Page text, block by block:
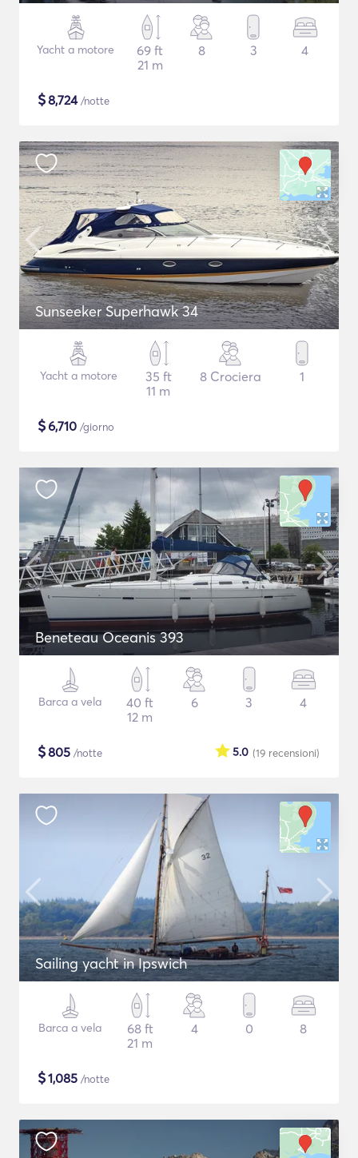
Yacht a motore
69 ft
21 m
8 3 4
$8,724/notte
Sunseeker Superhawk 34
Yacht a motore
35 ft
11 m
8 Crociera 1
$6,710 /giorno
Beneteau Oceanis 393
Barca a vela
40 ft
12 m
6 3 4
$805 /notte (19 recensioni)
5.0
Sailing yacht in Ipswich
Barca a vela
68 ft
21 m
4 0 8
$1,085 /notte